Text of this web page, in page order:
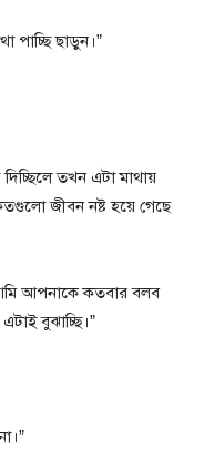
পাচ্ছি ছাড়ুন।”
তখন এটা মাথায়
জীবন নষ্ট হয়ে গেছে
আপনাকে কতবার বলব
বুঝাচ্ছি।”